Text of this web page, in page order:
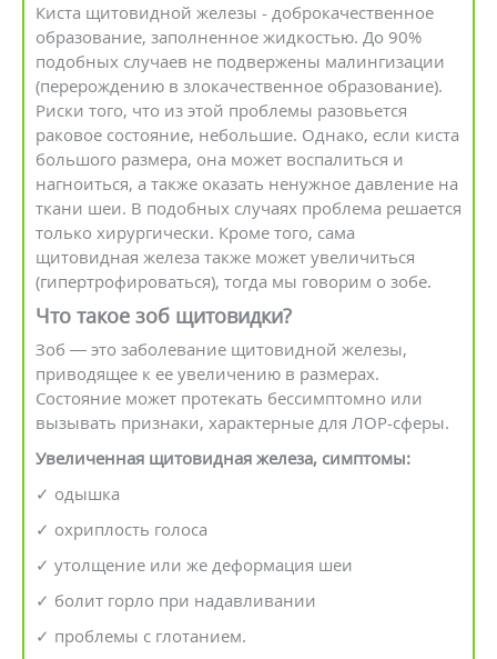
Киста щитовидной железы - доброкачественное
образование, заполненное жидкостью. До 90%
подобных случаев не подвержены малингизации
(перерождению в злокачественное образование).
Риски того, что из этой проблемы разовьется
раковое состояние, небольшие. Однако, если киста
большого размера, она может воспалиться и
нагноиться, а также оказать ненужное давление на
ткани шеи. В подобных случаях проблема решается
только хирургически. Кроме того, сама
щитовидная железа также может увеличиться
(гипертрофироваться), тогда мы говорим о зобе.
Что такое зоб щитовидки?
Зоб — это заболевание щитовидной железы,
приводящее к ее увеличению в размерах.
Состояние может протекать бессимптомно или
вызывать признаки, характерные для ЛОР-сферы.
Увеличенная щитовидная железа, симптомы:
✓ одышка
✓ охриплость голоса
✓ утолщение или же деформация шеи
✓ болит горло при надавливании
✓ проблемы с глотанием.